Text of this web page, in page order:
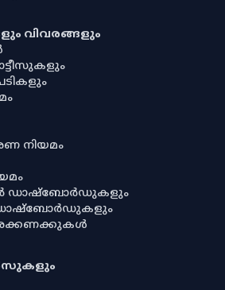
വിവരങ്ങളും
നിയമം
ഡാഷ്‌ബോർഡുകളും
ഡാഷ്‌ബോർഡുകളും